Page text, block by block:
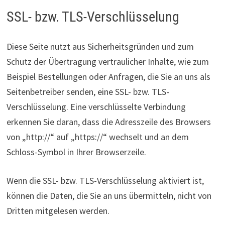
SSL- bzw. TLS-Verschlüsselung
Diese Seite nutzt aus Sicherheitsgründen und zum
Schutz der Übertragung vertraulicher Inhalte, wie zum
Beispiel Bestellungen oder Anfragen, die Sie an uns als
Seitenbetreiber senden, eine SSL- bzw. TLS-
Verschlüsselung. Eine verschlüsselte Verbindung
erkennen Sie daran, dass die Adresszeile des Browsers
von „http://“ auf „https://“ wechselt und an dem
Schloss-Symbol in Ihrer Browserzeile.
Wenn die SSL- bzw. TLS-Verschlüsselung aktiviert ist,
können die Daten, die Sie an uns übermitteln, nicht von
Dritten mitgelesen werden.